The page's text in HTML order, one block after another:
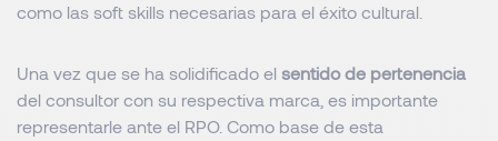
como las soft skills necesarias para el éxito cultural.
Una vez que se ha solidificado el sentido de pertenencia
del consultor con su respectiva marca, es importante
representarle ante el RPO. Como base de esta